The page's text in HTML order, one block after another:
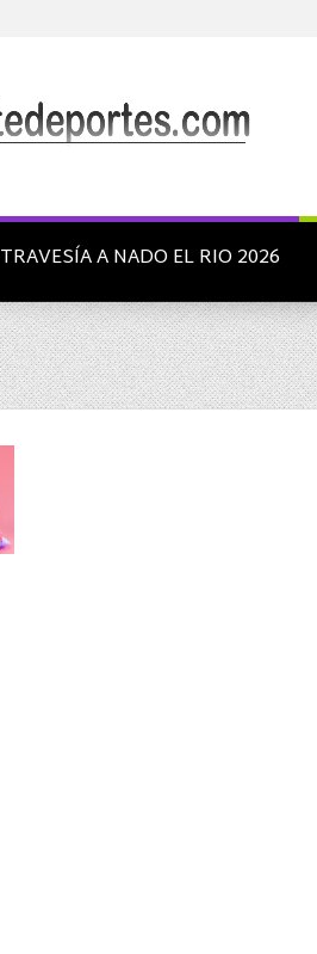
TRAVESÍA A NADO EL RIO 2026